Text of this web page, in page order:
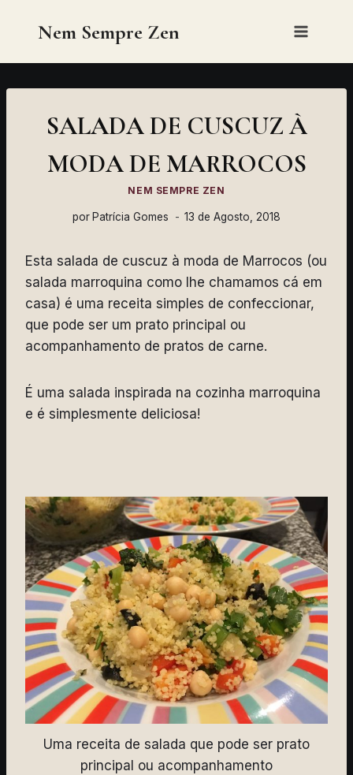
Nem Sempre Zen
SALADA DE CUSCUZ À
MODA DE MARROCOS
NEM SEMPRE ZEN
porPatrícia Gomes 13 de Agosto, 2018
Esta salada de cuscuz à moda de Marrocos (ou
salada marroquina como lhe chamamos cá em
casa) é uma receita simples de confeccionar,
que pode ser um prato principal ou
acompanhamento de pratos de carne.
É uma salada inspirada na cozinha marroquina
e é simplesmente deliciosa!
Uma receita de salada que pode ser prato
principal ou acompanhamento